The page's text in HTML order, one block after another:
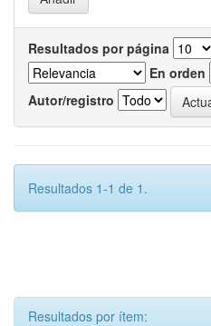
Resultados por página
En orden
Autor/registro
Resultados 1-1 de 1.
Resultados por ítem: